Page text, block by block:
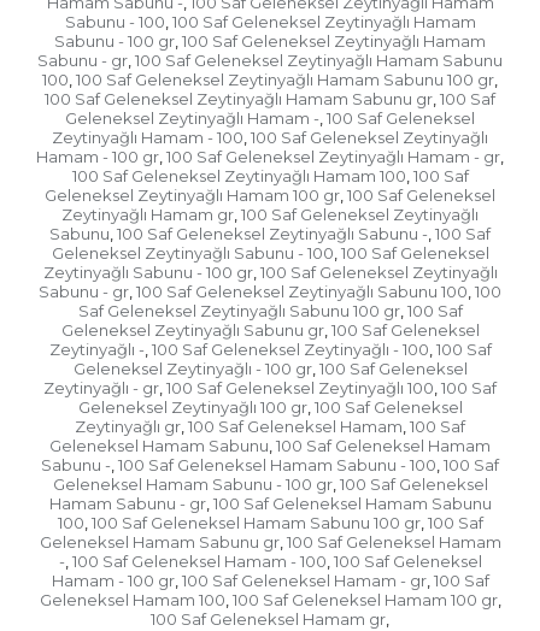
köpüğünü cilde uygulayın ve durulayın. Ciltte bekletmenize
gerek yoktur. Sabunu direkt cilde sürmek yerine köpüğün
uygulaması tavsiye edilmektedir.
Sabunu - 100, 100 Saf Geleneksel Zeytinyağlı Hamam
Sabunu - 100 gr, 100 Saf Geleneksel Zeytinyağlı Hamam
Sabunu - gr, 100 Saf Geleneksel Zeytinyağlı Hamam Sabunu
100, 100 Saf Geleneksel Zeytinyağlı Hamam Sabunu 100 gr,
100 Saf Geleneksel Zeytinyağlı Hamam Sabunu gr, 100 Saf
Geleneksel Zeytinyağlı Hamam -, 100 Saf Geleneksel
Zeytinyağlı Hamam - 100, 100 Saf Geleneksel Zeytinyağlı
Hamam - 100 gr, 100 Saf Geleneksel Zeytinyağlı Hamam - gr,
100 Saf Geleneksel Zeytinyağlı Hamam 100, 100 Saf
Geleneksel Zeytinyağlı Hamam 100 gr, 100 Saf Geleneksel
Zeytinyağlı Hamam gr, 100 Saf Geleneksel Zeytinyağlı
Sabunu, 100 Saf Geleneksel Zeytinyağlı Sabunu -, 100 Saf
Geleneksel Zeytinyağlı Sabunu - 100, 100 Saf Geleneksel
Zeytinyağlı Sabunu - 100 gr, 100 Saf Geleneksel Zeytinyağlı
Sabunu - gr, 100 Saf Geleneksel Zeytinyağlı Sabunu 100, 100
Saf Geleneksel Zeytinyağlı Sabunu 100 gr, 100 Saf
Geleneksel Zeytinyağlı Sabunu gr, 100 Saf Geleneksel
Zeytinyağlı -, 100 Saf Geleneksel Zeytinyağlı - 100, 100 Saf
Geleneksel Zeytinyağlı - 100 gr, 100 Saf Geleneksel
Zeytinyağlı - gr, 100 Saf Geleneksel Zeytinyağlı 100, 100 Saf
Geleneksel Zeytinyağlı 100 gr, 100 Saf Geleneksel
Zeytinyağlı gr, 100 Saf Geleneksel Hamam, 100 Saf
Geleneksel Hamam Sabunu, 100 Saf Geleneksel Hamam
Sabunu -, 100 Saf Geleneksel Hamam Sabunu - 100, 100 Saf
Geleneksel Hamam Sabunu - 100 gr, 100 Saf Geleneksel
Hamam Sabunu - gr, 100 Saf Geleneksel Hamam Sabunu
100, 100 Saf Geleneksel Hamam Sabunu 100 gr, 100 Saf
Geleneksel Hamam Sabunu gr, 100 Saf Geleneksel Hamam
-, 100 Saf Geleneksel Hamam - 100, 100 Saf Geleneksel
Hamam - 100 gr, 100 Saf Geleneksel Hamam - gr, 100 Saf
Geleneksel Hamam 100, 100 Saf Geleneksel Hamam 100 gr,
100 Saf Geleneksel Hamam gr,